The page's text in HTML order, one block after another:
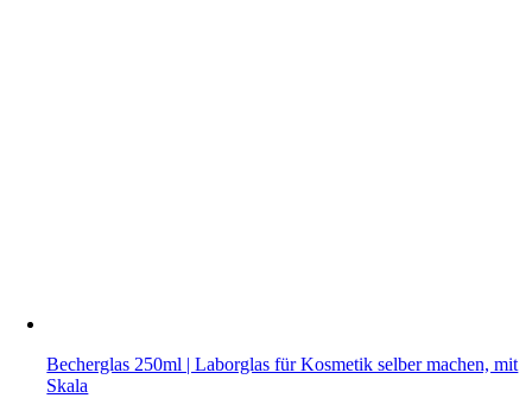
Becherglas 250ml | Laborglas für Kosmetik selber machen, mit
Skala